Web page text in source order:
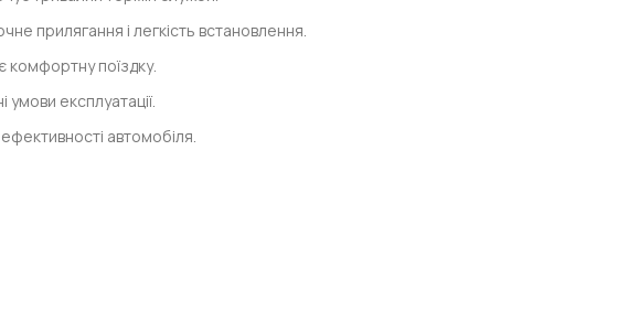
прилягання і легкість встановлення.
комфортну поїздку.
умови експлуатації.
автомобіля.